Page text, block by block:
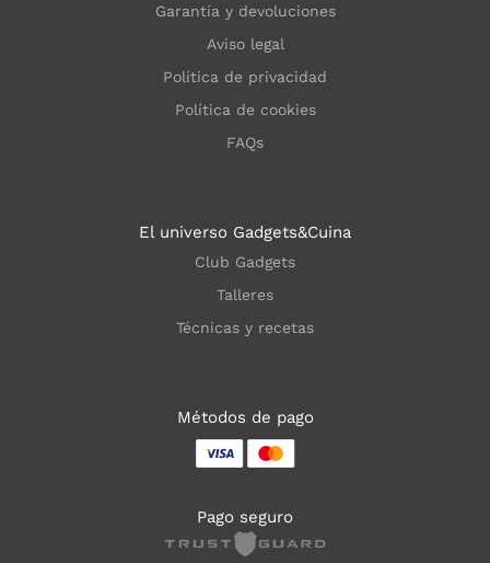
Garantía y devoluciones
Aviso legal
Política de privacidad
Política de cookies
FAQs
El universo Gadgets&Cuina
Club Gadgets
Talleres
Técnicas y recetas
Métodos de pago
Pago seguro